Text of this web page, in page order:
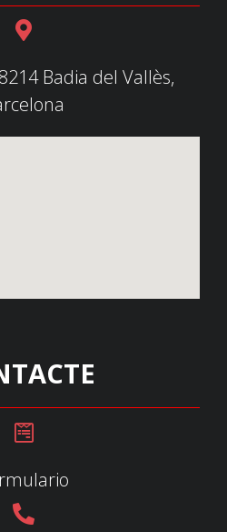
Badia del Vallès,